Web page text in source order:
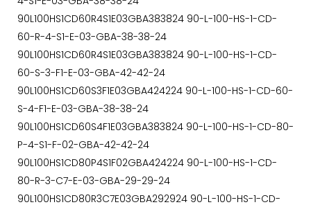
90L100HS1CD60R4S1E03GBA383824 90-L-100-HS-1-CD-
60-R-4-S1-E-03-GBA-38-38-24
90L100HS1CD60R4S1E03GBA383824 90-L-100-HS-1-CD-
60-S-3-F1-E-03-GBA-42-42-24
90L100HS1CD60S3F1E03GBA424224 90-L-100-HS-1-CD-60-
S-4-F1-E-03-GBA-38-38-24
90L100HS1CD60S4F1E03GBA383824 90-L-100-HS-1-CD-80-
P-4-S1-F-02-GBA-42-42-24
90L100HS1CD80P4S1F02GBA424224 90-L-100-HS-1-CD-
80-R-3-C7-E-03-GBA-29-29-24
90L100HS1CD80R3C7E03GBA292924 90-L-100-HS-1-CD-